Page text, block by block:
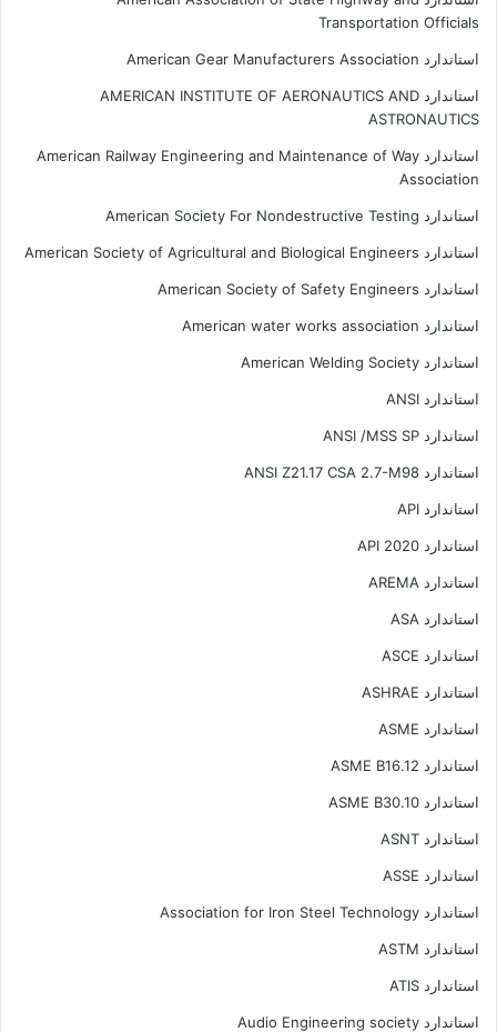
Transportation Officials
استاندارد American Gear Manufacturers Association
استاندارد AMERICAN INSTITUTE OF AERONAUTICS AND
ASTRONAUTICS
استاندارد American Railway Engineering and Maintenance of Way
Association
استاندارد American Society For Nondestructive Testing
استاندارد American Society of Agricultural and Biological Engineers
استاندارد American Society of Safety Engineers
استاندارد American water works association
استاندارد American Welding Society
استاندارد ANSI
استاندارد ANSI /MSS SP
استاندارد ANSI Z21.17 CSA 2.7-M98
استاندارد API
استاندارد API 2020
استاندارد AREMA
استاندارد ASA
استاندارد ASCE
استاندارد ASHRAE
استاندارد ASME
استاندارد ASME B16.12
استاندارد ASME B30.10
استاندارد ASNT
استاندارد ASSE
استاندارد Association for Iron Steel Technology
استاندارد ASTM
استاندارد ATIS
استاندارد Audio Engineering society